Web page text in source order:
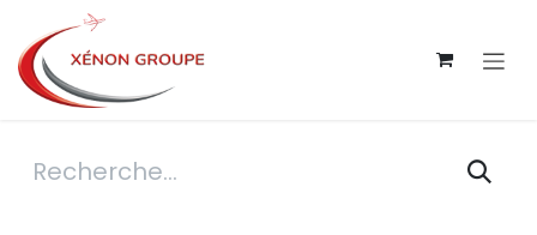
Se rendre au contenu